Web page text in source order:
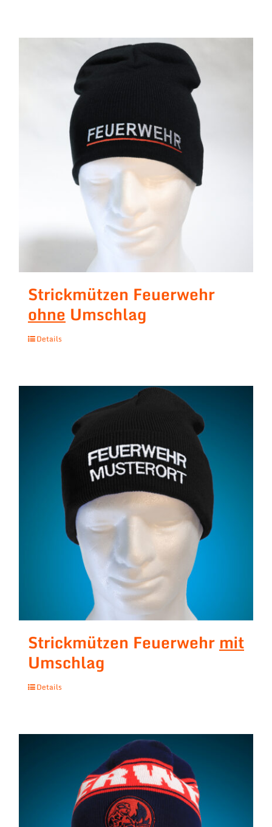
Strickmützen Feuerwehr
ohne Umschlag
Details
Strickmützen Feuerwehr mit
Umschlag
Details